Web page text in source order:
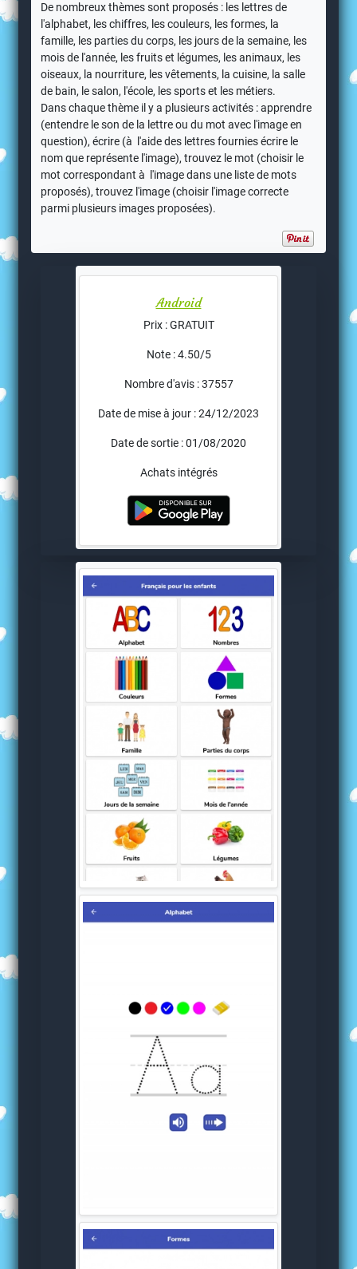
De nombreux thèmes sont proposés : les lettres de
l'alphabet, les chiffres, les couleurs, les formes, la
famille, les parties du corps, les jours de la semaine, les
mois de l'année, les fruits et légumes, les animaux, les
oiseaux, la nourriture, les vêtements, la cuisine, la salle
de bain, le salon, l'école, les sports et les métiers.
Dans chaque thème il y a plusieurs activités : apprendre
(entendre le son de la lettre ou du mot avec l'image en
question), écrire (à l'aide des lettres fournies écrire le
nom que représente l'image), trouvez le mot (choisir le
mot correspondant à l'image dans une liste de mots
proposés), trouvez l'image (choisir l'image correcte
parmi plusieurs images proposées).
Android
Prix : GRATUIT
Note : 4.50/5
Nombre d'avis : 37557
Date de mise à jour : 24/12/2023
Date de sortie : 01/08/2020
Achats intégrés